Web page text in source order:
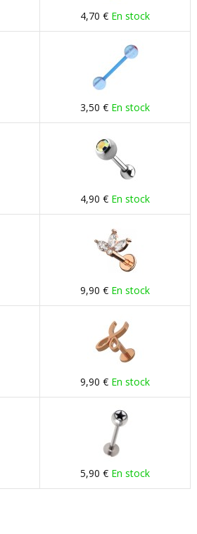
4,70 € En stock
3,50 € En stock
4,90 € En stock
9,90 € En stock
9,90 € En stock
5,90 € En stock